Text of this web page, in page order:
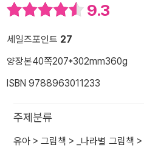
9.3
세일즈포인트 27
양장본40쪽207*302mm360g
ISBN 9788963011233
주제분류
유아 > 그림책 > _나라별 그림책 >